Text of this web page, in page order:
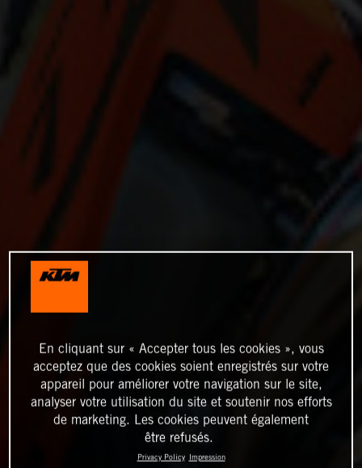
En cliquant sur « Accepter tous les cookies », vous
acceptez que des cookies soient enregistrés sur votre
appareil pour améliorer votre navigation sur le site,
analyser votre utilisation du site et soutenir nos efforts
de marketing. Les cookies peuvent également
être refusés.
Privacy Policy Impression